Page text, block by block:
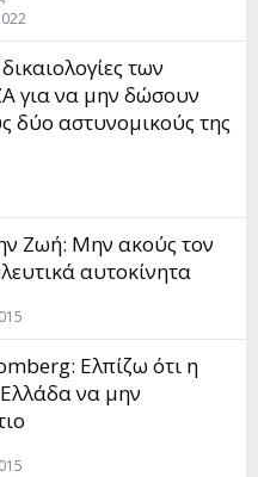
των
για να μην δώσουν
δύο αστυνομικούς της
Ζωή: Μην ακούς τον
αυτοκίνητα
Ελπίζω ότι η
να μην